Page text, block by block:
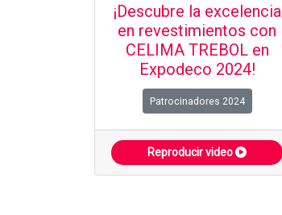
¡Descubre la excelencia
en revestimientos con
CELIMA TREBOL en
Expodeco 2024!
Patrocinadores 2024
Reproducir video